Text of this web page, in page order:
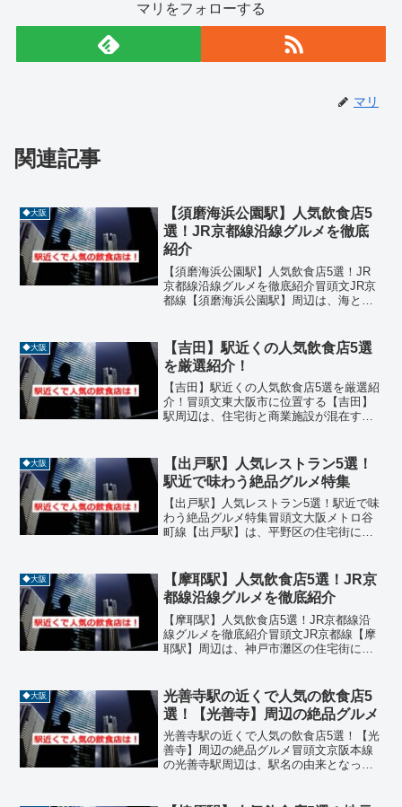
マリをフォローする
マリ
関連記事
◆大阪
【須磨海浜公園駅】人気飲食店5
選！JR京都線沿線グルメを徹底
紹介
【須磨海浜公園駅】人気飲食店5選！JR
京都線沿線グルメを徹底紹介冒頭文JR京
都線【須磨海浜公園駅】周辺は、海と公
です。駅から徒歩圏内に、イタリアン、
フレンチ、ハンバーガ...
◆大阪
【吉田】駅近くの人気飲食店5選
を厳選紹介！
【吉田】駅近くの人気飲食店5選を厳選紹
介！冒頭文東大阪市に位置する【吉田】
駅周辺は、住宅街と商業施設が混在する
屋、お好み焼きなど、ジャンル豊富な飲
食店が揃っており、地元...
◆大阪
【出戸駅】人気レストラン5選！
駅近で味わう絶品グルメ特集
【出戸駅】人気レストラン5選！駅近で味
わう絶品グルメ特集冒頭文大阪メトロ谷
町線【出戸駅】は、平野区の住宅街に位
ド料理、創作居酒屋など、ジャンルも豊
富で、ランチにもディナ...
◆大阪
【摩耶駅】人気飲食店5選！JR京
都線沿線グルメを徹底紹介
【摩耶駅】人気飲食店5選！JR京都線沿
線グルメを徹底紹介冒頭文JR京都線【摩
耶駅】周辺は、神戸市灘区の住宅街に位
に、鉄板焼き、寿司、イタリアン、海鮮
料理、焼肉などジャン...
◆大阪
光善寺駅の近くで人気の飲食店5
選！【光善寺】周辺の絶品グルメ
光善寺駅の近くで人気の飲食店5選！【光
善寺】周辺の絶品グルメ冒頭文京阪本線
の光善寺駅周辺は、駅名の由来となった